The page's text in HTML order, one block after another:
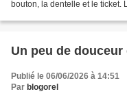
bouton, la dentelle et le ticket.
Un peu de
Publié le 06/06/2026 à 14:51
Par blogorel